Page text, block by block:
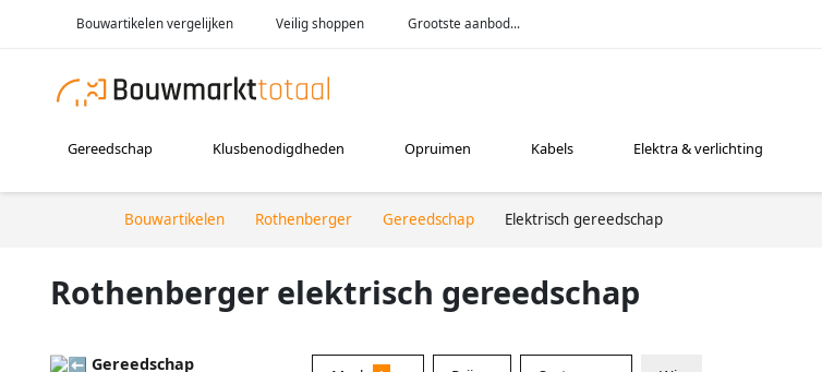
Bouwartikelen vergelijken Veilig shoppen Grootste aanbod...
Gereedschap Klusbenodigdheden Opruimen Kabels Elektra & verlichting
Bouwartikelen Rothenberger Gereedschap Elektrisch gereedschap
Rothenberger elektrisch gereedschap
Gereedschap